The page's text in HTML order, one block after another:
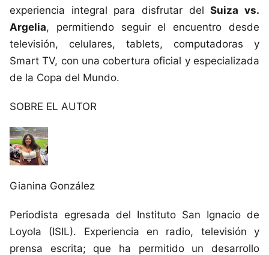
experiencia integral para disfrutar delSuiza vs.
Argelia, permitiendo seguir el encuentro desde
televisión, celulares, tablets, computadoras y
Smart TV, con una cobertura oficial y especializada
de la Copa del Mundo.
SOBRE EL AUTOR
Gianina González
Periodista egresada del Instituto San Ignacio de
Loyola (ISIL). Experiencia en radio, televisión y
prensa escrita; que ha permitido un desarrollo